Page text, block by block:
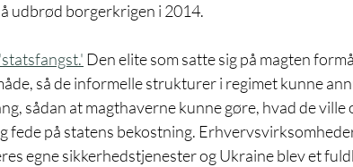
udbrød borgerkrigen i 2014.
'statsfangst.' Den elite som satte sig på magten
så de informelle strukturer i regimet kunne
sådan at magthaverne kunne gøre, hvad de ville
fede på statens bekostning.
egne sikkerhedstjenester og Ukraine blev et